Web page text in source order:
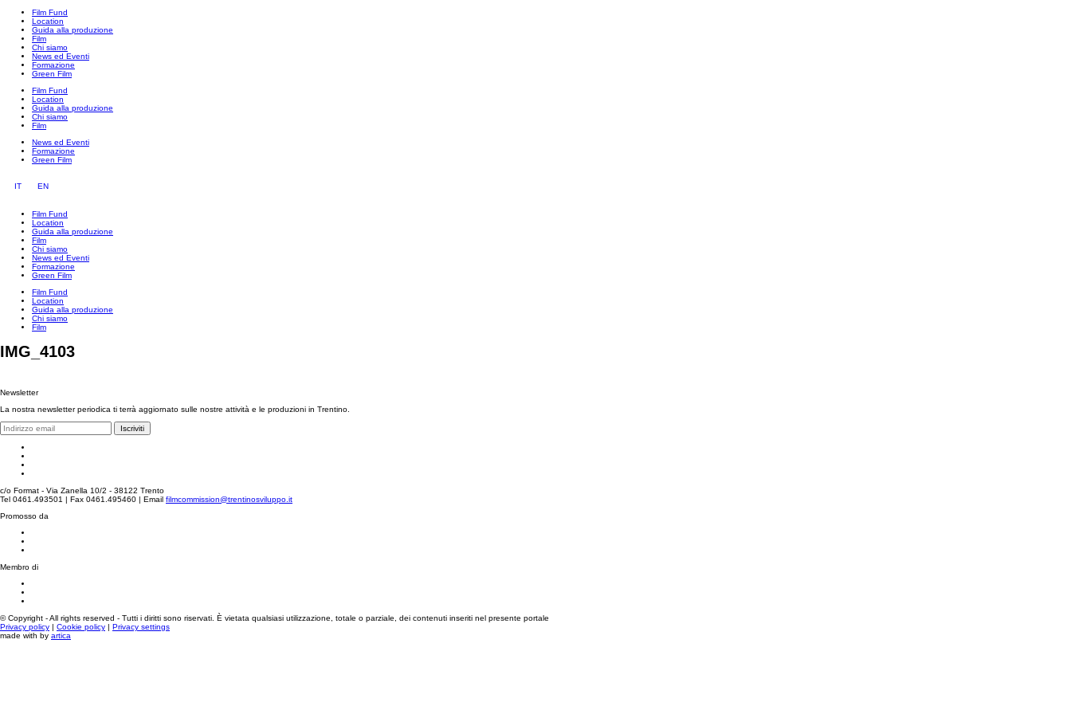
Film Fund
Location
Guida alla produzione
Film
Chi siamo
News ed Eventi
Formazione
Green Film
Film Fund
Location
Guida alla produzione
Chi siamo
Film
News ed Eventi
Formazione
Green Film
IT EN
Film Fund
Location
Guida alla produzione
Film
Chi siamo
News ed Eventi
Formazione
Green Film
Film Fund
Location
Guida alla produzione
Chi siamo
Film
IMG_4103
Newsletter
La nostra newsletter periodica ti terrà aggiornato sulle nostre attività e le produzioni in Trentino.
Iscriviti
c/o Format - Via Zanella 10/2 - 38122 Trento
Tel 0461.493501 | Fax 0461.495460 | Email filmcommission@trentinosviluppo.it
Promosso da
Membro di
© Copyright - All rights reserved - Tutti i diritti sono riservati. È vietata qualsiasi utilizzazione, totale o parziale, dei contenuti inseriti nel presente portale
Privacy policy | Cookie policy | Privacy settings
made with by artica